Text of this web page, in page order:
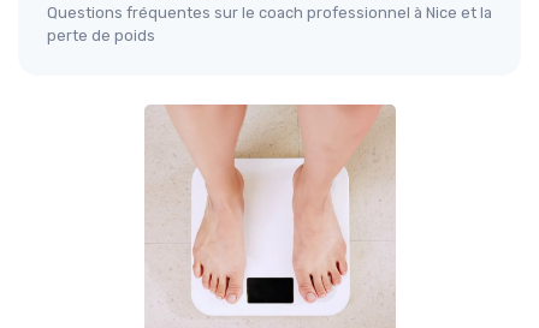
Questions fréquentes sur le coach professionnel à Nice et la
perte de poids